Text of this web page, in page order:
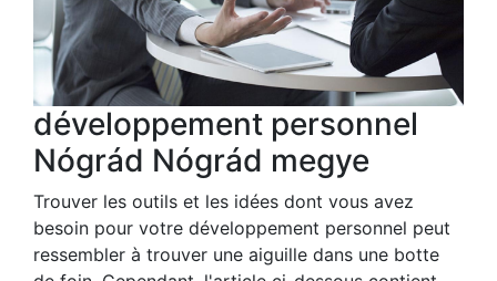
développement personnel
Nógrád Nógrád megye
Trouver les outils et les idées dont vous avez
besoin pour votre développement personnel peut
ressembler à trouver une aiguille dans une botte